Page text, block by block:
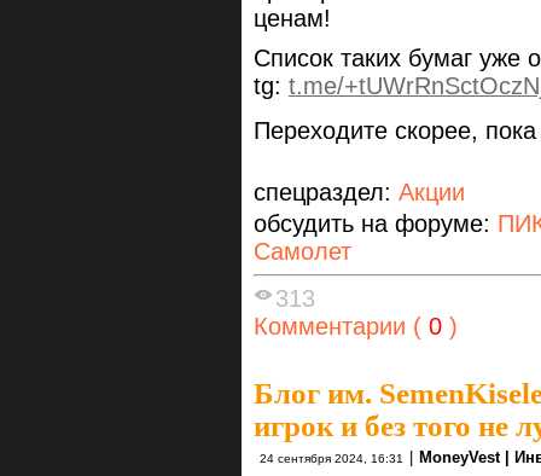
ценам!
Список таких бумаг уже
tg: t.me/
Переходите скорее,
спецраздел: Акции
обсудить на форуме:
Самолет
313
Комментарии ( 0 )
Блог им.
игрок и без того не
24 сентября 2024, 16:31 MoneyVest |